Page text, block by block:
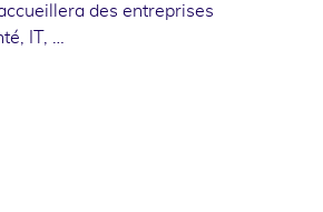
des entreprises
IT, …